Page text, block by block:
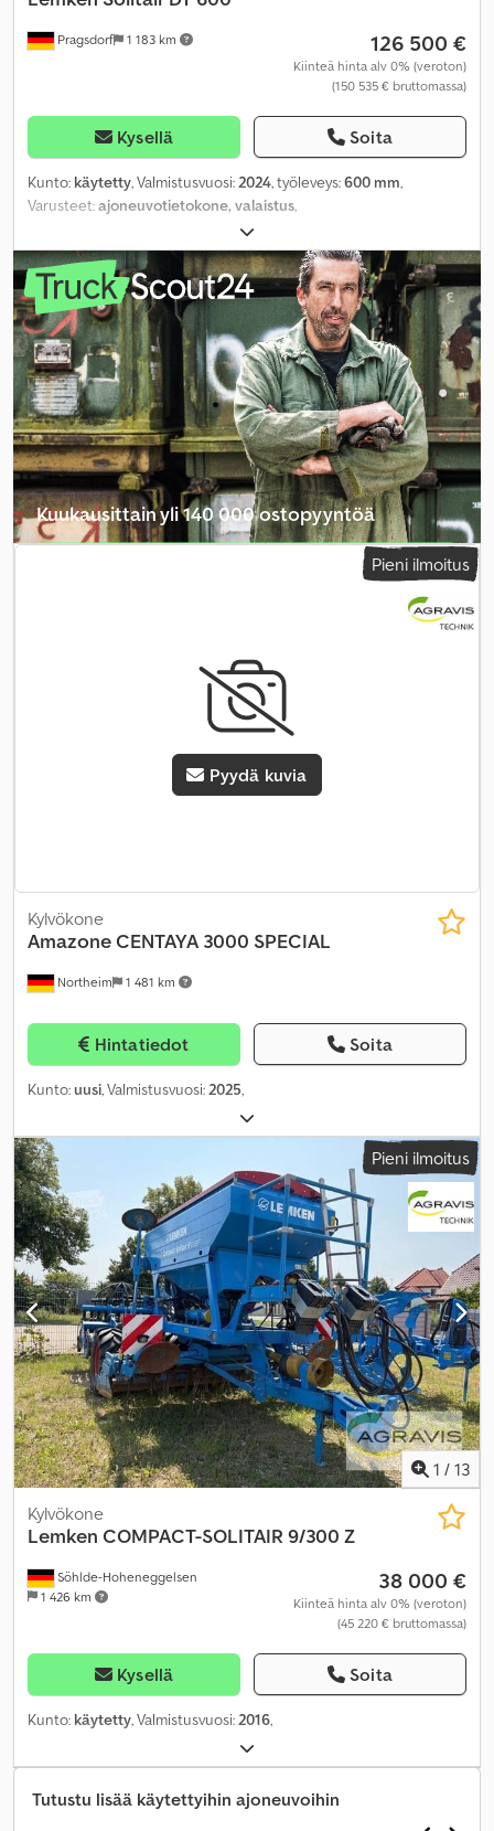
Pragsdorf 1 183 km 126 500 €
Kiinteä hinta alv 0% (veroton)
(150 535 € bruttomassa)
Kysellä Soita
Kunto: käytetty, Valmistusvuosi:2024, työleveys:600 mm,
Varusteet:ajoneuvotietokone, valaistus,
Kuukausittain yli 140 000 ostopyyntöä
Pieni ilmoitus
Pyydä kuvia
Northeim 1 481 km
Kylvökone
AmazoneCENTAYA 3000 SPECIAL
Hintatiedot Soita
Kunto:uusi, Valmistusvuosi:2025,
Pieni ilmoitus
1 / 13
Söhlde-Hoheneggelsen
1 426 km
Kylvökone
Lemken COMPACT-SOLITAIR 9/300 Z
38 000 €
Kiinteä hinta alv 0% (veroton)
(45 220 € bruttomassa)
Kysellä Soita
Kunto: käytetty, Valmistusvuosi:2016,
Tutustu lisää käytettyihin ajoneuvoihin